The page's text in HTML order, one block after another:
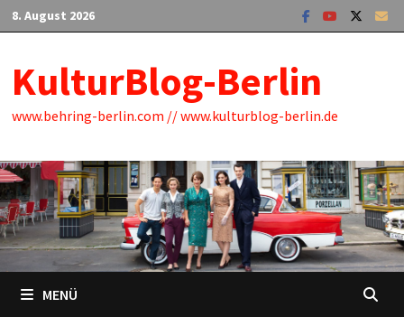
Zum
Inhalt
8. August 2026
KulturBlog-Berlin
www.behring-berlin.com // www.kulturblog-berlin.de
MENÜ